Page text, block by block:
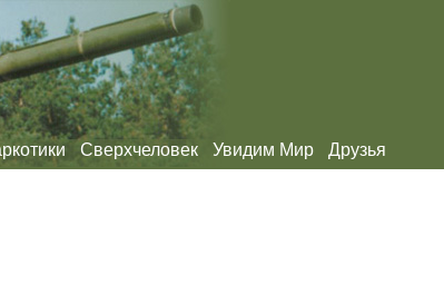
Сверхчеловек Увидим Мир Друзья